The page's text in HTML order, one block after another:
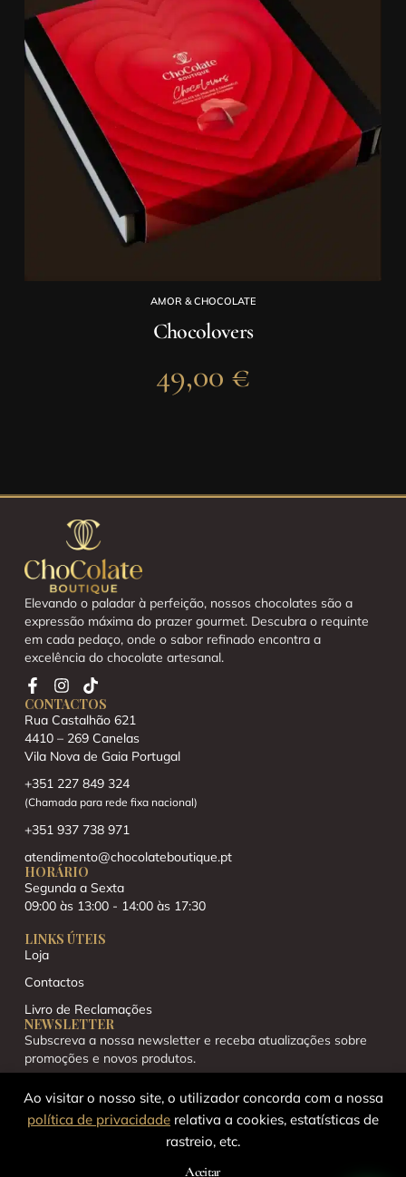
Ao visitar o nosso site, o utilizador concorda com a nossa
política de privacidade relativa a cookies, estatísticas de
rastreio, etc.
Aceitar
AMOR & CHOCOLATE
Chocolovers
49,00 €
Elevando o paladar à perfeição, nossos chocolates são a
expressão máxima do prazer gourmet. Descubra o requinte
em cada pedaço, onde o sabor refinado encontra a
excelência do chocolate artesanal.
CONTACTOS
Rua Castalhão 621
4410 – 269 Canelas
Vila Nova de Gaia Portugal
+351 227 849 324
(Chamada para rede fixa nacional)
+351 937 738 971
atendimento@chocolateboutique.pt
HORÁRIO
Segunda a Sexta
09:00 às 13:00 - 14:00 às 17:30
LINKS ÚTEIS
Loja
Contactos
Livro de Reclamações
NEWSLETTER
Subscreva a nossa newsletter e receba atualizações sobre
promoções e novos produtos.